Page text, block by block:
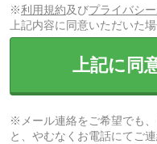
※利用規約及びプライバシ
上記内容に同意いただいた
上記に同
※メール連絡をご希望でも
と、やむなくお電話にてご